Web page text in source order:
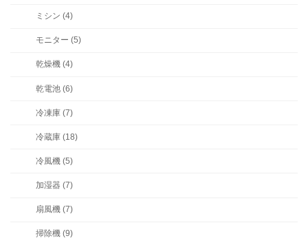
ミシン (4)
モニター (5)
乾燥機 (4)
乾電池 (6)
冷凍庫 (7)
冷蔵庫 (18)
冷風機 (5)
加湿器 (7)
扇風機 (7)
掃除機 (9)